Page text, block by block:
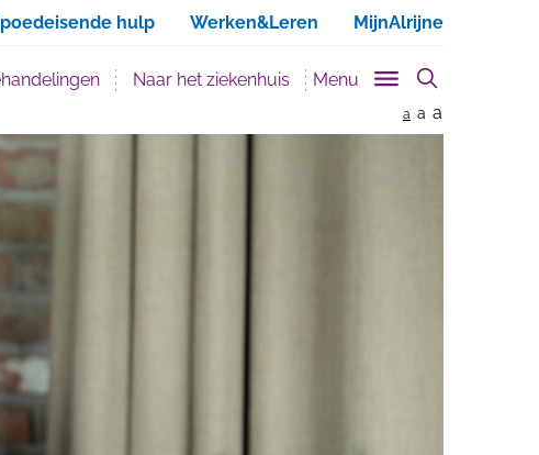
hulp Werken&Leren MijnAlrijne
Naar het ziekenhuis Menu
a a a